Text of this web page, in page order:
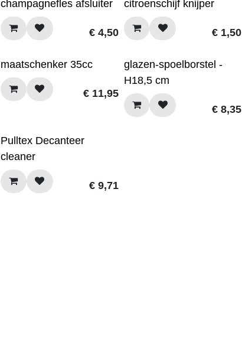
champagnefles afsluiter
€ 4,50
citroenschijf knijper
€ 1,50
maatschenker 35cc
€ 11,95
glazen-spoelborstel -
H18,5 cm
€ 8,35
Pulltex Decanteer
cleaner
€ 9,71